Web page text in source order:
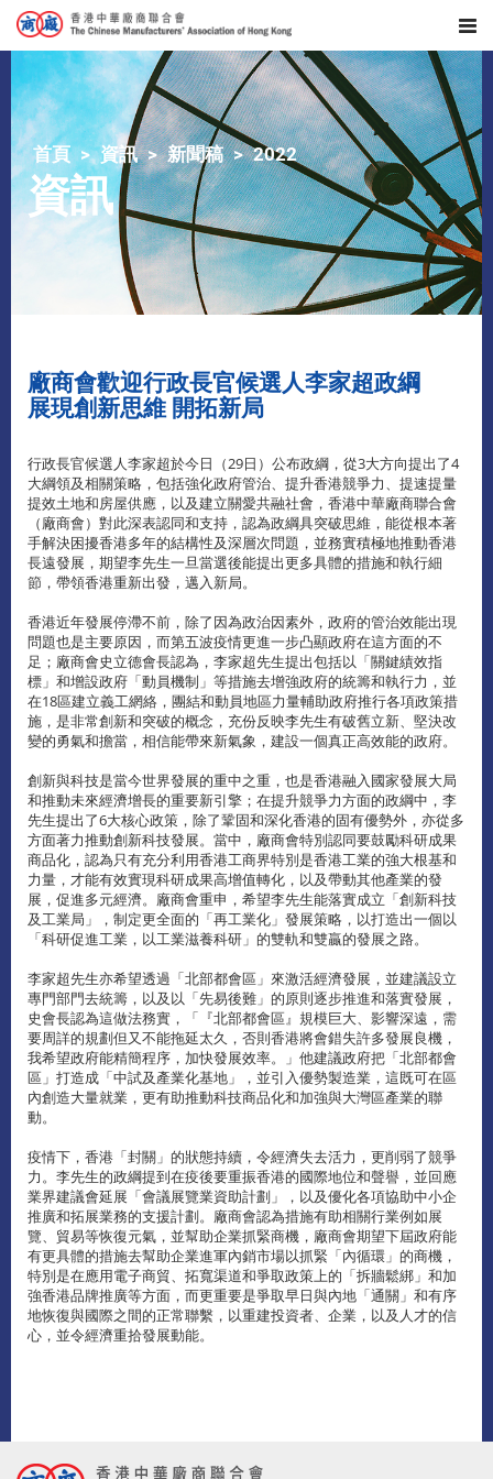
首頁 資訊 新聞稿 2022
資訊
廠商會歡迎行政長官候選人李家超政綱
展現創新思維 開拓新局
行政長官候選人李家超於今日（29日）公布政綱，從3大方向提出了4
大綱領及相關策略，包括強化政府管治、提升香港競爭力、提速提量
提效土地和房屋供應，以及建立關愛共融社會，香港中華廠商聯合會
（廠商會）對此深表認同和支持，認為政綱具突破思維，能從根本著
手解決困擾香港多年的結構性及深層次問題，並務實積極地推動香港
長遠發展，期望李先生一旦當選後能提出更多具體的措施和執行細
節，帶領香港重新出發，邁入新局。
香港近年發展停滯不前，除了因為政治因素外，政府的管治效能出現
問題也是主要原因，而第五波疫情更進一步凸顯政府在這方面的不
足；廠商會史立德會長認為，李家超先生提出包括以「關鍵績效指
標」和增設政府「動員機制」等措施去增強政府的統籌和執行力，並
在18區建立義工網絡，團結和動員地區力量輔助政府推行各項政策措
施，是非常創新和突破的概念，充份反映李先生有破舊立新、堅決改
變的勇氣和擔當，相信能帶來新氣象，建設一個真正高效能的政府。
創新與科技是當今世界發展的重中之重，也是香港融入國家發展大局
和推動未來經濟增長的重要新引擎；在提升競爭力方面的政綱中，李
先生提出了6大核心政策，除了鞏固和深化香港的固有優勢外，亦從多
方面著力推動創新科技發展。當中，廠商會特別認同要鼓勵科研成果
商品化，認為只有充分利用香港工商界特別是香港工業的強大根基和
力量，才能有效實現科研成果高增值轉化，以及帶動其他產業的發
展，促進多元經濟。廠商會重申，希望李先生能落實成立「創新科技
及工業局」，制定更全面的「再工業化」發展策略，以打造出一個以
「科研促進工業，以工業滋養科研」的雙軌和雙贏的發展之路。
李家超先生亦希望透過「北部都會區」來激活經濟發展，並建議設立
專門部門去統籌，以及以「先易後難」的原則逐步推進和落實發展，
史會長認為這做法務實，「『北部都會區』規模巨大、影響深遠，需
要周詳的規劃但又不能拖延太久，否則香港將會錯失許多發展良機，
我希望政府能精簡程序，加快發展效率。」他建議政府把「北部都會
區」打造成「中試及產業化基地」，並引入優勢製造業，這既可在區
內創造大量就業，更有助推動科技商品化和加強與大灣區產業的聯
動。
疫情下，香港「封關」的狀態持續，令經濟失去活力，更削弱了競爭
力。李先生的政綱提到在疫後要重振香港的國際地位和聲譽，並回應
業界建議會延展「會議展覽業資助計劃」，以及優化各項協助中小企
推廣和拓展業務的支援計劃。廠商會認為措施有助相關行業例如展
覽、貿易等恢復元氣，並幫助企業抓緊商機，廠商會期望下屆政府能
有更具體的措施去幫助企業進軍內銷市場以抓緊「內循環」的商機，
特別是在應用電子商貿、拓寬渠道和爭取政策上的「拆牆鬆綁」和加
強香港品牌推廣等方面，而更重要是爭取早日與內地「通關」和有序
地恢復與國際之間的正常聯繫，以重建投資者、企業，以及人才的信
心，並令經濟重拾發展動能。